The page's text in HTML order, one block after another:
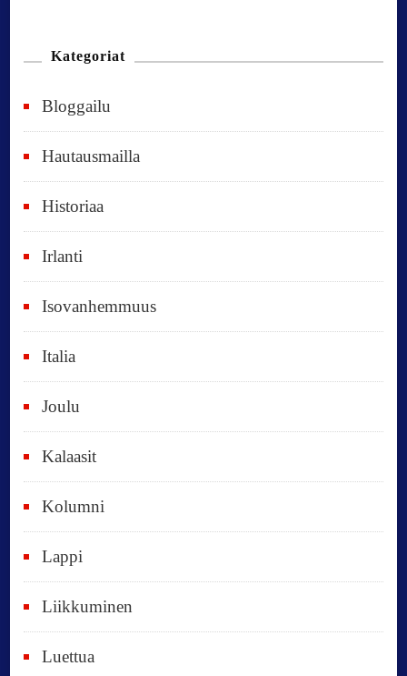
e
v
u
o
e
t
,
i
k
i
p
ä
Kategoriat
Bloggailu
Hautausmailla
Historiaa
Irlanti
Isovanhemmuus
Italia
Joulu
Kalaasit
Kolumni
Lappi
Liikkuminen
Luettua